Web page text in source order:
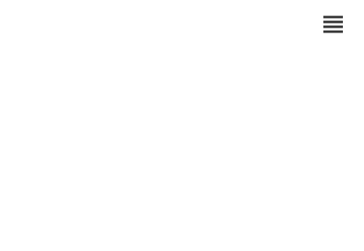
view_headline